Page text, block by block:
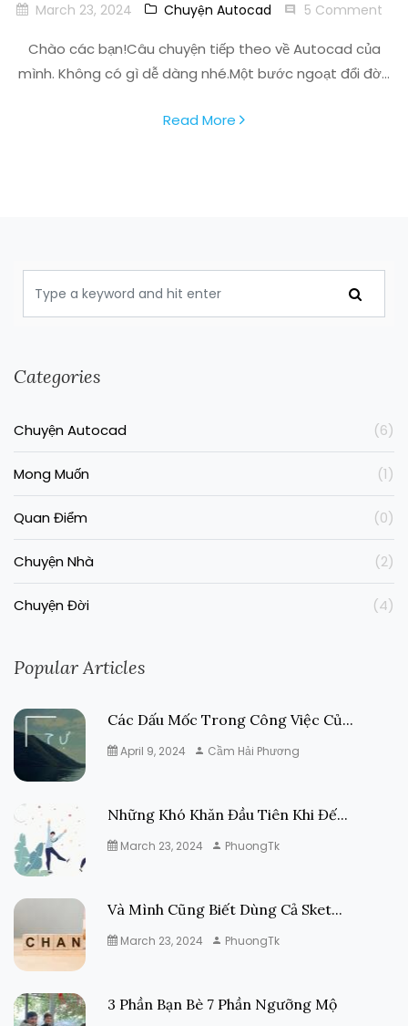
March 23, 2024 Chuyện Autocad 5 Comment
Chào các bạn!Câu chuyện tiếp theo về Autocad của
mình. Không có gì dễ dàng nhé.Một bước ngoạt đổi đờ...
Read More
Categories
Chuyện Autocad (6)
Mong Muốn (1)
Quan Điểm (0)
Chuyện Nhà (2)
Chuyện Đời (4)
Popular Articles
Các Dấu Mốc Trong Công Việc Củ...
April 9, 2024 Cầm Hải Phương
Những Khó Khăn Đầu Tiên Khi Đế...
March 23, 2024 PhuongTk
Và Mình Cũng Biết Dùng Cả Sket...
March 23, 2024 PhuongTk
3 Phần Bạn Bè 7 Phần Ngưỡng Mộ